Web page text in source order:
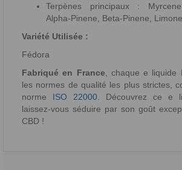
Terpènes principaux :
Alpha-Pinene, Beta-Pinene,
Variété Utilisée :
Fédora
Fabriqué en France , chaque e liquide
les normes de qualité les plus strictes,
norme ISO 22000 . Découvrez ce e
laissez-vous séduire par son goût
CBD !